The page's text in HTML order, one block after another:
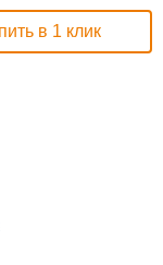
в 1 клик